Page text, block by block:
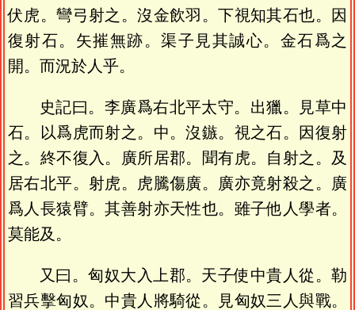
伏虎。彎弓射之。沒金飲羽。下視知其石也。因
復射石。矢摧無跡。渠子見其誠心。金石爲之
開。而況於人乎。
史記曰。李廣爲右北平太守。出獵。見草中
石。以爲虎而射之。中。沒鏃。視之石。因復射
之。終不復入。廣所居郡。聞有虎。自射之。及
居右北平。射虎。虎騰傷廣。廣亦竟射殺之。廣
爲人長猿臂。其善射亦天性也。雖子他人學者。
莫能及。
又曰。匈奴大入上郡。天子使中貴人從。勒
習兵擊匈奴。中貴人將騎從。見匈奴三人與戰。